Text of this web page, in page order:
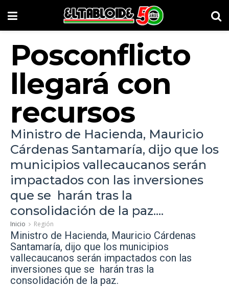
Posconflicto
llegará con
recursos
Ministro de Hacienda, Mauricio
Cárdenas Santamaría, dijo que los
municipios vallecaucanos serán
impactados con las inversiones
que se harán tras la
consolidación de la paz....
Inicio Región
Ministro de Hacienda, Mauricio Cárdenas
Santamaría, dijo que los municipios
vallecaucanos serán impactados con las
inversiones que se harán tras la
consolidación de la paz.